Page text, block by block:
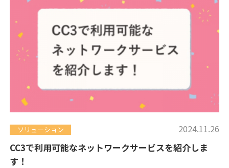
ソリューション 2024.11.26
CC3で利用可能なネットワークサービスを紹介しま
す！